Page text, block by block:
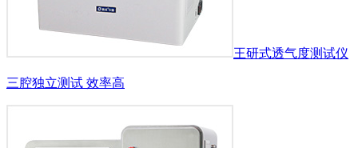
王研式透气度测试仪
三腔独立测试 效率高